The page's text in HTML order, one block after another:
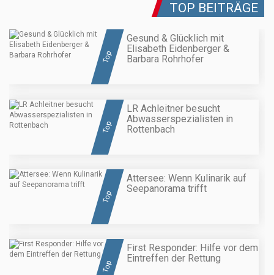
TOP BEITRÄGE
Top
Gesund & Glücklich mit
Elisabeth Eidenberger &
Barbara Rohrhofer
Top
LR Achleitner besucht
Abwasserspezialisten in
Rottenbach
Top
Attersee: Wenn Kulinarik auf
Seepanorama trifft
Top
First Responder: Hilfe vor dem
Eintreffen der Rettung